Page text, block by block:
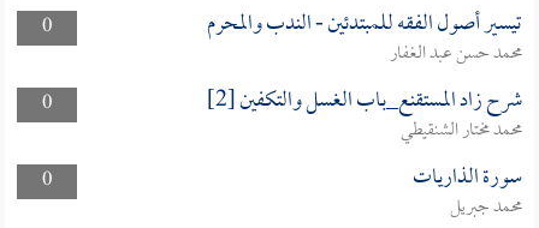
0
تيسير أصول الفقه للمبتدئين - الندب والمحرم
محمد حسن عبد الغفار
0
شرح زاد المستقنع_باب الغسل والتكفين [2]
محمد مختار الشنقيطي
0
سورة الذاريات
محمد جبريل